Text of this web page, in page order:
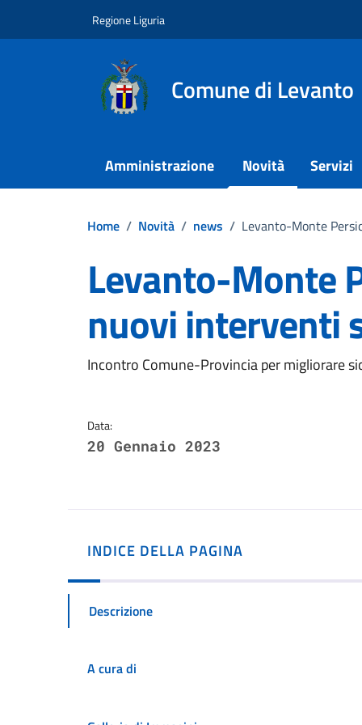
Regione Liguria
Comune di Levanto
Amministrazione Novità Servizi
Home / Novità / news / Levanto-Monte
Levanto-Monte
nuovi interventi
Dettagli della
Incontro Comune-Provincia per migliorare
Data:
20 Gennaio 2023
INDICE DELLA PAGINA
Descrizione
A cura di